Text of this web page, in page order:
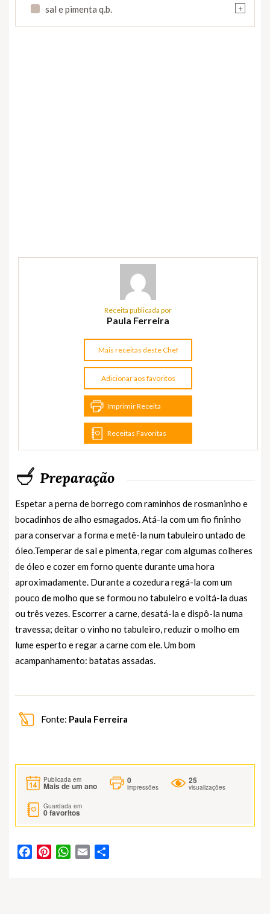
+
sal e pimenta q.b.
Receita publicada por
Paula Ferreira
Mais receitas deste Chef
Adicionar aos favoritos
Imprimir Receita
Receitas Favoritas
Preparação
Espetar a perna de borrego com raminhos de rosmaninho e
bocadinhos de alho esmagados. Atá-la com um fio fininho
para conservar a forma e metê-la num tabuleiro untado de
óleo.Temperar de sal e pimenta, regar com algumas colheres
de óleo e cozer em forno quente durante uma hora
aproximadamente. Durante a cozedura regá-la com um
pouco de molho que se formou no tabuleiro e voltá-la duas
ou três vezes. Escorrer a carne, desatá-la e dispô-la numa
travessa; deitar o vinho no tabuleiro, reduzir o molho em
lume esperto e regar a carne com ele. Um bom
acampanhamento: batatas assadas.
Fonte: Paula Ferreira
Publicada em
Mais de um ano
0
impressões
25
visualizações
Guardada em
0favoritos
FacebookPinterestWhatsApp
Email